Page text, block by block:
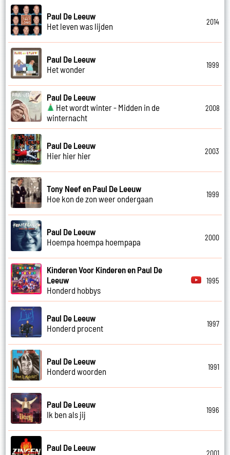
Paul De Leeuw
Het leven was lijden
2014
Paul De Leeuw
Het wonder
1999
Paul De Leeuw
Het wordt winter - Midden in de
winternacht
2008
Paul De Leeuw
Hier hier hier
2003
Tony Neef en Paul De Leeuw
Hoe kon de zon weer ondergaan
1999
Paul De Leeuw
Hoempa hoempa hoempapa
2000
Kinderen Voor Kinderen en Paul De
Leeuw
Honderd hobbys
1995
Paul De Leeuw
Honderd procent
1997
Paul De Leeuw
Honderd woorden
1991
Paul De Leeuw
Ik ben als jij
1996
Paul De Leeuw
2001